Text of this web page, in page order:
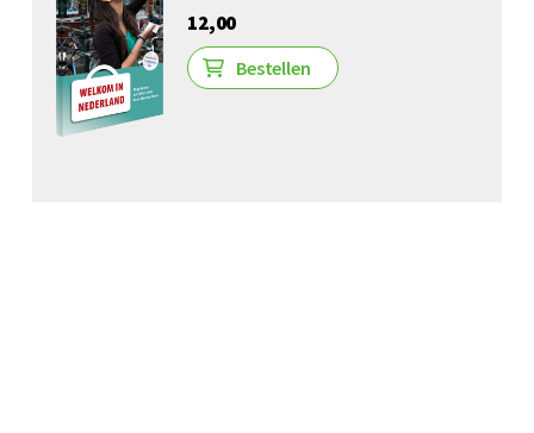
12,00
Bestellen